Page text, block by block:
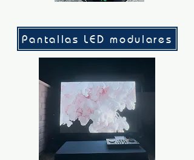
Pantallas LED modulares